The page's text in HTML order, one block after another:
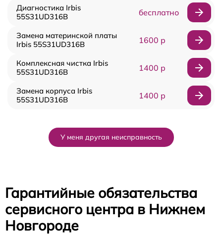
Диагностика Irbis
55S31UD316B
бесплатно
Замена материнской платы
Irbis 55S31UD316B
1600 р
Комплексная чистка Irbis
55S31UD316B
1400 р
Замена корпуса Irbis
55S31UD316B
1400 р
У меня другая неисправность
Гарантийные обязательства
сервисного центра в Нижнем
Новгороде